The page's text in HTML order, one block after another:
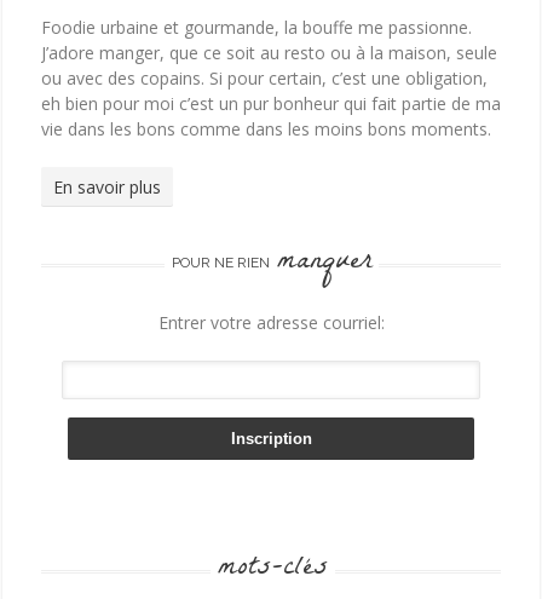
Foodie urbaine et gourmande, la bouffe me passionne.
J’adore manger, que ce soit au resto ou à la maison, seule
ou avec des copains. Si pour certain, c’est une obligation,
eh bien pour moi c’est un pur bonheur qui fait partie de ma
vie dans les bons comme dans les moins bons moments.
En savoir plus
POUR NE RIEN manquer
Entrer votre adresse courriel:
mots-clés